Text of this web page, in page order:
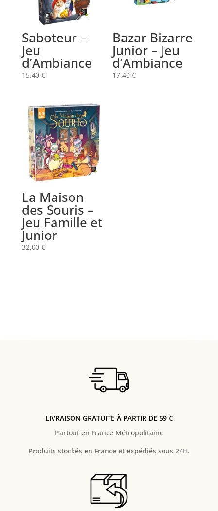
Saboteur –
Jeu
d’Ambiance
15,40 €
Bazar Bizarre
Junior – Jeu
d’Ambiance
17,40€
La Maison
des Souris –
Jeu Famille et
Junior
32,00 €
LIVRAISON GRATUITE À PARTIR DE 59 €
Partout en France Métropolitaine
Produits stockés en France et expédiés sous 24H.